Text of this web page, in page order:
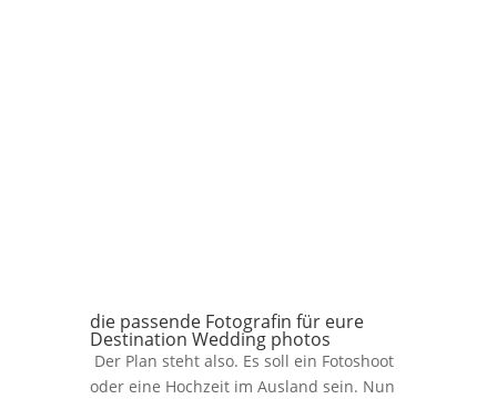
die passende Fotografin für eure
Destination Wedding photos
Der Plan steht also. Es soll ein Fotoshoot
oder eine Hochzeit im Ausland sein. Nun